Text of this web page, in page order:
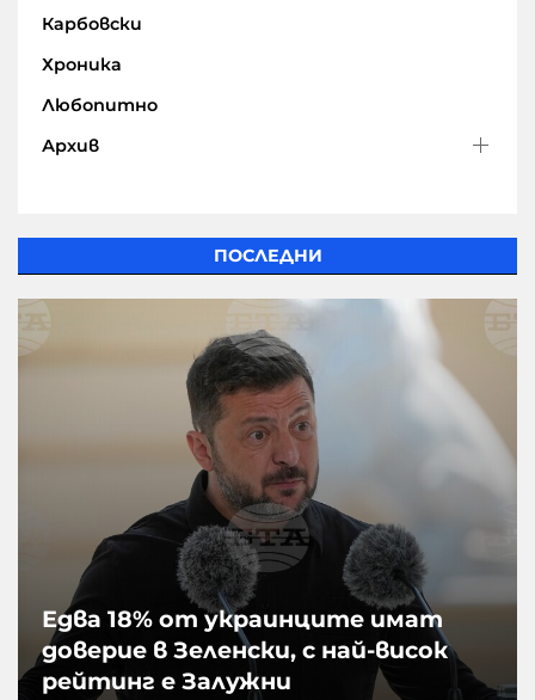
Карбовски
Хроника
Любопитно
Архив
ПОСЛЕДНИ
Едва 18% от украинците имат
доверие в Зеленски, с най-висок
рейтинг е Залужни